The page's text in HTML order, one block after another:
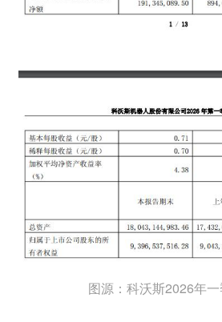
图源：科沃斯2026年